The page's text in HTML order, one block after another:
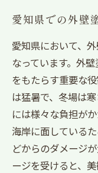
愛知県での外壁
愛知県において、
なっています。外
をもたらす重要な
は猛暑で、冬場は
には様々な負担が
海岸に面している
どからのダメージ
ージを受けると、